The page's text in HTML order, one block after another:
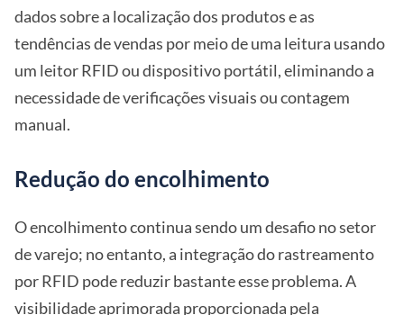
dados sobre a localização dos produtos e as
tendências de vendas por meio de uma leitura usando
um leitor RFID ou dispositivo portátil, eliminando a
necessidade de verificações visuais ou contagem
manual.
Redução do encolhimento
O encolhimento continua sendo um desafio no setor
de varejo; no entanto, a integração do rastreamento
por RFID pode reduzir bastante esse problema. A
visibilidade aprimorada proporcionada pela